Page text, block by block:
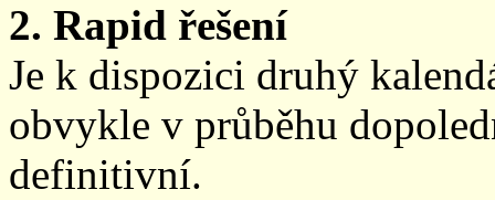
2. Rapid řešení
Je k dispozici druhý
obvykle v průběhu
definitivní.